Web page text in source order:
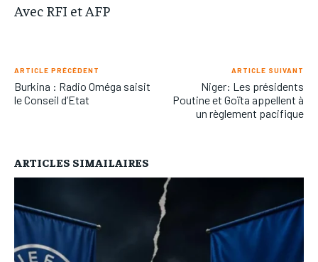
Avec RFI et AFP
ARTICLE PRÉCÉDENT
Burkina : Radio Oméga saisit
le Conseil d’Etat
ARTICLE SUIVANT
Niger: Les présidents
Poutine et Goïta appellent à
un règlement pacifique
ARTICLES SIMAILAIRES